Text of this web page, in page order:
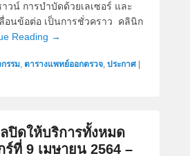
วน์ การบำบัดด้วยเลเซอร์ และ
อนข้อต่อ เป็นการชั่วคราว คลินิก
Reading →
รรม, ตารางแพทย์ออกตรวจ, ประกาศ
ปิดให้บริการทั้งหมด
ร์ที่ 9 เมษายน 2564 –